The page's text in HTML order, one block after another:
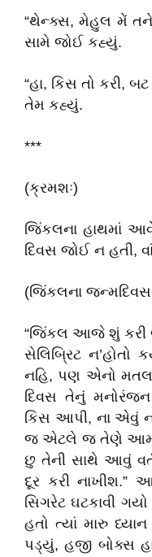
“થેન્ક્સ, મેહુલ મેં તને
સામે જોઈ કહ્યું.
“હા, કિસ તો કરી,
તેમ કહ્યું.
***
(ક્રમશઃ)
જિંકલના હાથમાં
દિવસ જોઈ ન હતી,
(જિંકલના
“જિંકલ આજે શું કરી
સેલિબ્રિટ
નહિ, પણ એનો
દિવસ તેનું
કિસ આપી, ના એવું
જ એટલે જ તેણે આમ
છુ તેની સાથે આવું
દૂર કરી નાખીશ.”
સિગરેટ ઘટકાવી
હતો ત્યાં મારુ
પડ્યું, હજી બોક્સ